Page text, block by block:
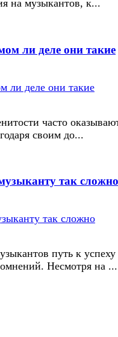
на музыкантов, к...
ли деле они такие
часто
своим до...
так сложно
путь к успеху
Несмотря на ...